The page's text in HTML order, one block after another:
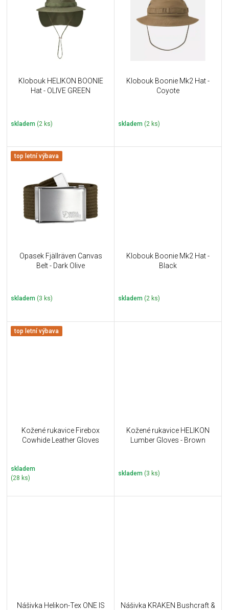
Klobouk HELIKON BOONIE
Hat - OLIVE GREEN
skladem (2 ks)
Klobouk Boonie Mk2 Hat -
Coyote
skladem (2 ks)
top letní výbava
Opasek Fjällräven Canvas
Belt - Dark Olive
skladem (3 ks)
Klobouk Boonie Mk2 Hat -
Black
skladem (2 ks)
top letní výbava
Kožené rukavice Firebox
Cowhide Leather Gloves
skladem
(28 ks)
Kožené rukavice HELIKON
Lumber Gloves - Brown
skladem (3 ks)
Nášivka Helikon-Tex ONE IS
Nášivka KRAKEN Bushcraft &